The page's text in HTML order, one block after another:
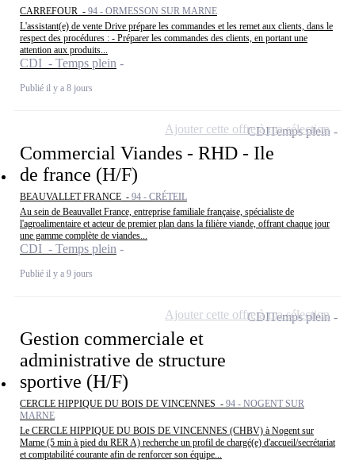
CARREFOUR - 94 - ORMESSON SUR MARNE
L'assistant(e) de vente Drive prépare les commandes et les remet aux clients, dans le
respect des procédures : - Préparer les commandes des clients, en portant une
attention aux produits...
CDI - Temps plein
Publié il y a 8 jours
Commercial Viandes - RHD - Ile
de france (H/F)
BEAUVALLET FRANCE - 94 - CRÉTEIL
Au sein de Beauvallet France, entreprise familiale française, spécialiste de
l'agroalimentaire et acteur de premier plan dans la filière viande, offrant chaque jour
une gamme complète de viandes...
CDI - Temps plein
Publié il y a 9 jours
CDITemps plein
Ajouter cette offre à ma sélection
Gestion commerciale et
administrative de structure
sportive (H/F)
CERCLE HIPPIQUE DU BOIS DE VINCENNES - 94 - NOGENT SUR
MARNE
Le CERCLE HIPPIQUE DU BOIS DE VINCENNES (CHBV) à Nogent sur
Marne (5 min à pied du RER A) recherche un profil de chargé(e) d'accueil/secrétariat
et comptabilité courante afin de renforcer son équipe...
CDITemps plein
Ajouter cette offre à ma sélection